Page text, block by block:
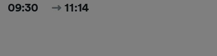
09:30 11:14